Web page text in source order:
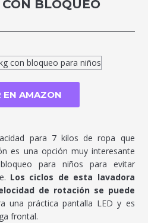
BLOQUEO
EN AMAZON
para 7 kilos de ropa que
es una opción muy interesante
para niños para evitar
Los ciclos de esta lavadora
de rotación se puede
una práctica pantalla LED y es
frontal.